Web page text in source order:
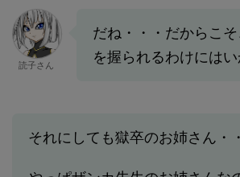
読子さん
だね・・・だからこ
を握られるわけにはい
それにしても獄卒のお姉さん・